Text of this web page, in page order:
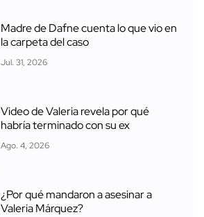
Madre de Dafne cuenta lo que vio en
la carpeta del caso
Jul. 31, 2026
Video de Valeria revela por qué
habría terminado con su ex
Ago. 4, 2026
¿Por qué mandaron a asesinar a
Valeria Márquez?